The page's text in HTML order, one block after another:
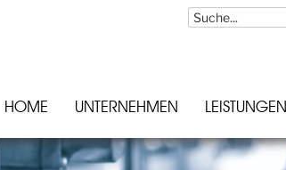
HOME UNTERNEHMEN LEISTUNGEN